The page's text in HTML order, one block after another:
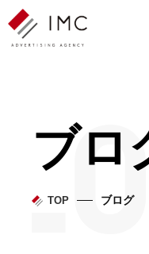
ブロ
TOP ブログ